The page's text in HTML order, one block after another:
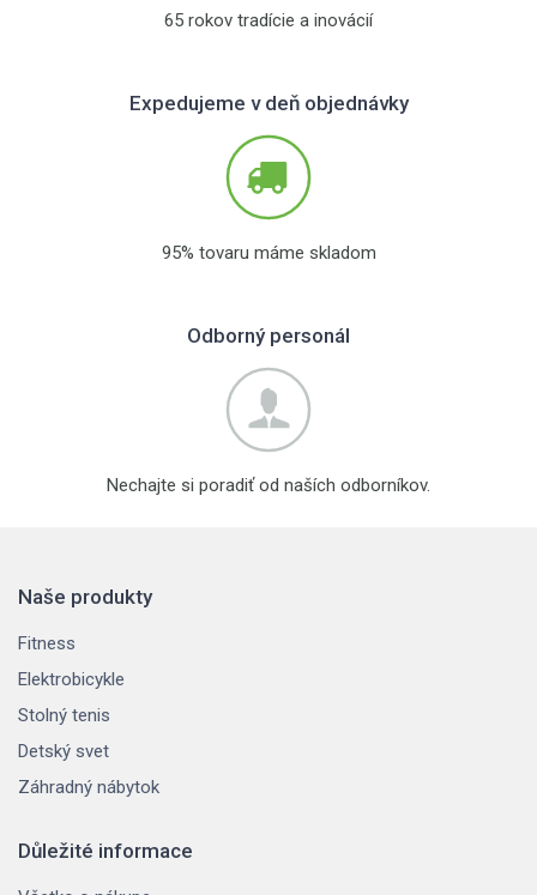
65 rokov tradície a inovácií
Expedujeme v deň objednávky
95% tovaru máme skladom
Odborný personál
Nechajte si poradiť od naších odborníkov.
Naše produkty
Fitness
Elektrobicykle
Stolný tenis
Detský svet
Záhradný nábytok
Důležité informace